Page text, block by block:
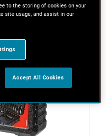
to the storing of cookies on your
site usage, and assist in our
Accept All Cookies